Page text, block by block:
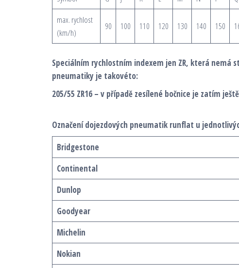
max. rychlost
(km/h)
90 100 110 120 130 140 150
Speciálním rychlostním indexem jen ZR, která nemá
pneumatiky je takovéto:
205/55 ZR16 – v případě zesílené bočnice je zatím
Označení dojezdových pneumatik runflat u
Bridgestone
Continental
Dunlop
Goodyear
Michelin
Nokian